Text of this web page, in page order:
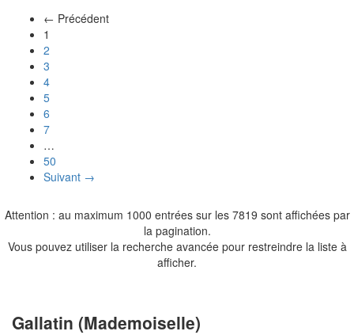
← Précédent
1
2
3
4
5
6
7
…
50
Suivant →
Attention : au maximum 1000 entrées sur les 7819 sont affichées par
la pagination.
Vous pouvez utiliser la recherche avancée pour restreindre la liste à
afficher.
Gallatin (Mademoiselle)